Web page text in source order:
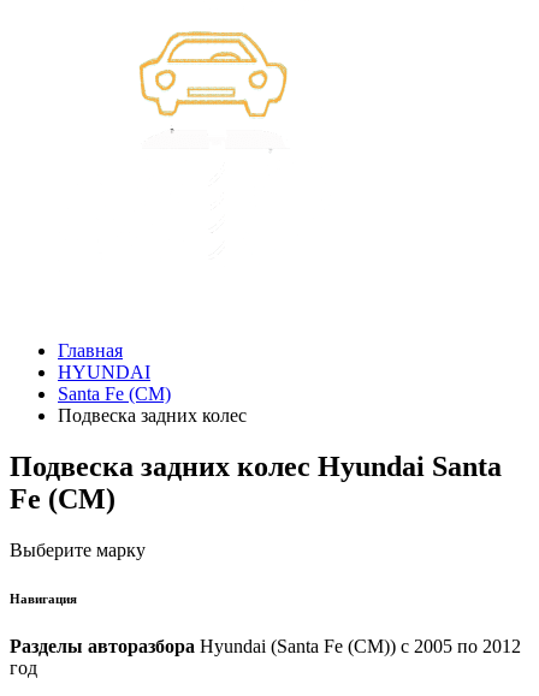
Главная
HYUNDAI
Santa Fe (CM)
Подвеска задних колес
Подвеска задних колес Hyundai Santa
Fe (CM)
Выберите марку
Навигация
Разделы авторазбора Hyundai (Santa Fe (CM)) с 2005 по 2012
год